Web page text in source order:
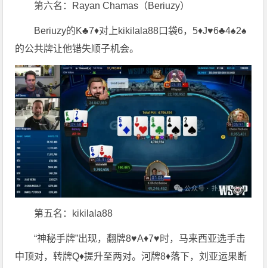
第六名：Rayan Chamas（Beriuzy）
Beriuzy的K♣7♦对上kikilala88口袋6，5♦J♥6♣4♠2♠
的公共牌让他错失顺子机会。
第五名：kikilala88
“神秘手牌”出现，翻牌8♥A♦7♥时，马来西亚选手击
中顶对，转牌Q♦提升至两对。河牌8♦落下，刘亚运果断